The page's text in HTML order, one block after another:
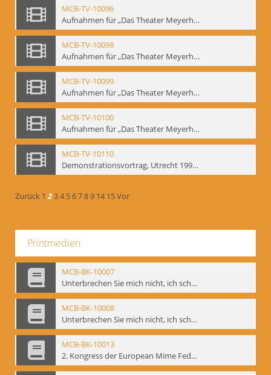
MCB-TV-10096
Aufnahmen für „Das Theater Meyerholds und die Biomechanik“ (6). Biomechanische Grundelemente und szenische Umsetzung, Ausschnitt 2 - Interne Signatur: BM-vid-6_A2
MCB-TV-10098
Aufnahmen für „Das Theater Meyerholds und die Biomechanik“ (7). Biomechanische Etüden – Detailstudien, Ausschnitt 1 - Interne Signatur: BM-vid-7_A1
MCB-TV-10099
Aufnahmen für „Das Theater Meyerholds und die Biomechanik“ (7). Biomechanische Etüden – Detailstudien, Ausschnitt 2 - Interne Signatur: BM-vid-7_A2
MCB-TV-10100
Aufnahmen für „Das Theater Meyerholds und die Biomechanik“ (7). Biomechanische Etüden – Detailstudien, Ausschnitt 3 - Interne Signatur: BM-vid-7_A3
MCB-TV-10110
Demonstrationsvortrag, Utrecht 1991 (1) - Interne Signatur: BM-vid-17
Zurück 1 234 56789 14 15Vor
Printmedien
MCB-BK-10007
Unterbrechen Sie mich nicht, ich schweige - interne Signatur: BM-prt-215-f
MCB-BK-10008
Unterbrechen Sie mich nicht, ich schweige - interne Signatur: BM-prt-215-r
MCB-BK-10013
2. Kongress der European Mime Federation: „Rekonstruktion/Innovation“, Berlin Mai 1993 - interne Signatur: BM-prt-221